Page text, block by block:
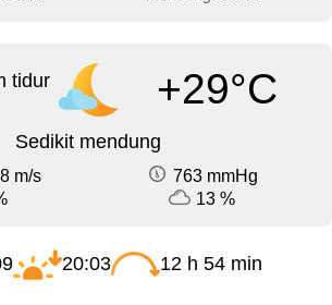
tidur +29°C
Sedikit mendung
m/s
763 mmHg
13 %
20:03 12 h 54 min